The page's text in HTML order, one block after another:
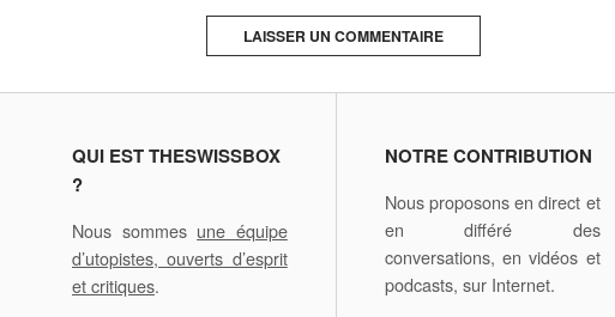
l
e
a
t
QUI EST THESWISSBOX
?
Nous sommes une équipe
d’utopistes, ouverts d’esprit
et critiques.
NOTRE CONTRIBUTION
Nous proposons en direct et
en différé des
conversations, en vidéos et
podcasts, sur Internet.